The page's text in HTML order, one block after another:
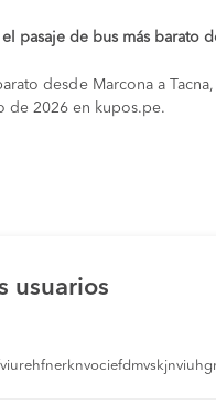
pasaje de bus más barato
desde Marcona a
de 2026 en kupos.pe.
usuarios